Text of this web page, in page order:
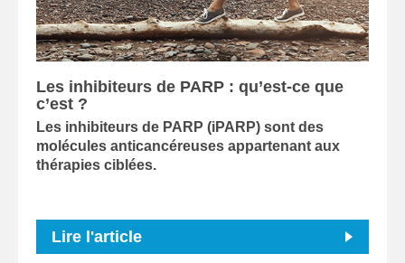
Les inhibiteurs de PARP : qu’est-ce que
c’est ?
Les inhibiteurs de PARP (iPARP) sont des
molécules anticancéreuses appartenant aux
thérapies ciblées.
Lire l'article